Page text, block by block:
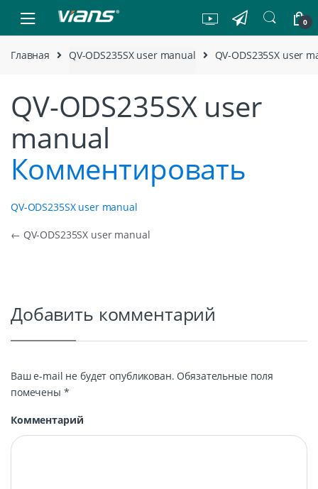
Skip to navigation
Skip to content
0
Главная QV-ODS235SX user manual QV-ODS235SX user
QV-ODS235SX user
manual
Комментировать
QV-ODS235SX user manual
Навигация по записям
← QV-ODS235SX user manual
Добавить комментарий
Ваш e-mail не будет опубликован. Обязательные поля
помечены *
Комментарий